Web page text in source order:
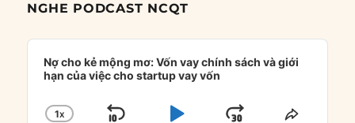
NGHE PODCAST NCQT
Audio
Player
Nợ cho kẻ mộng mơ: Vốn vay chính sách và giới
hạn của việc cho startup vay vốn
1X